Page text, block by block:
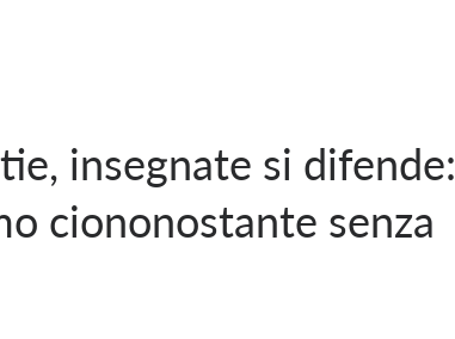
insegnate si difende:
ciononostante senza